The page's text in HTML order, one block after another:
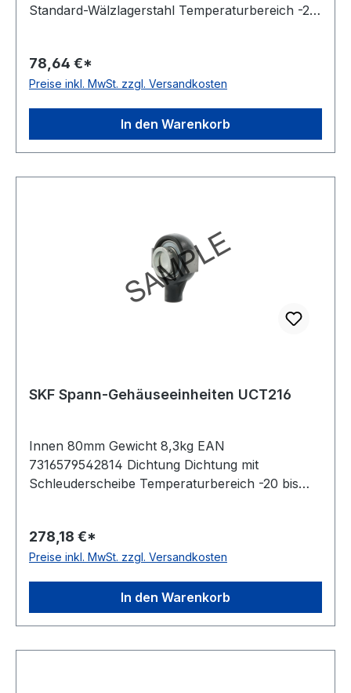
Standard-Wälzlagerstahl Temperaturbereich -20
Ausführung für Linearbewegungen Farbe
dunkelblau
78,64 €*
Preise inkl. MwSt. zzgl. Versandkosten
In den Warenkorb
SKF Spann-Gehäuseeinheiten UCT216
Innen 80mm Gewicht 8,3kg EAN
7316579542814 Dichtung Dichtung mit
Schleuderscheibe Temperaturbereich -20 bis
278,18 €*
Preise inkl. MwSt. zzgl. Versandkosten
In den Warenkorb